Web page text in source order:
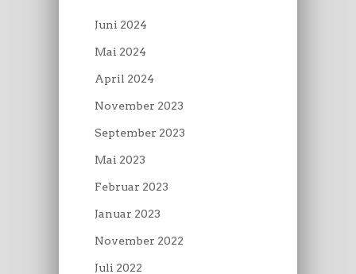
Juni 2024
Mai 2024
April 2024
November 2023
September 2023
Mai 2023
Februar 2023
Januar 2023
November 2022
Juli 2022